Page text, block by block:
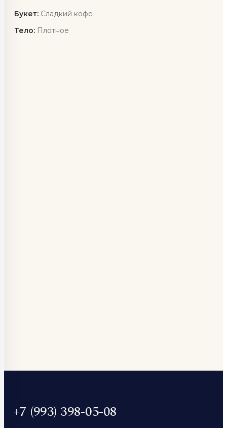
Букет: Сладкий кофе
Тело: Плотное
+7 (993) 398-05-08